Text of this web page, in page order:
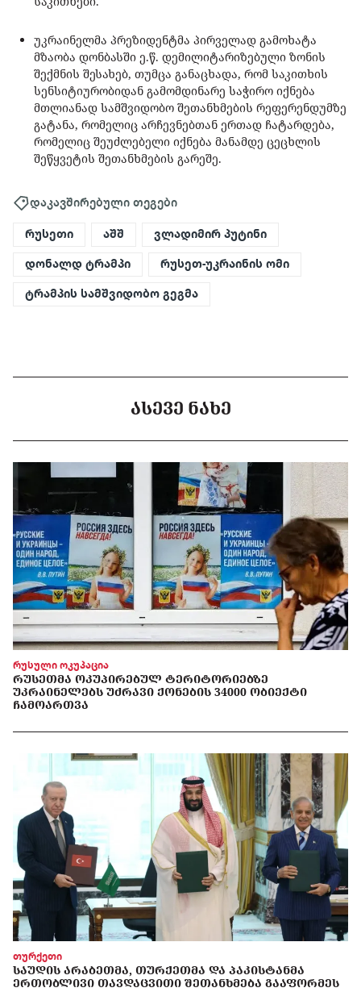
უკრაინელმა პრეზიდენტმა პირველად გამოხატა
მზაობა დონბასში ე.წ. დემილიტარიზებული ზონის
შექმნის შესახებ, თუმცა განაცხადა, რომ საკითხის
სენსიტიურობიდან გამომდინარე საჭირო იქნება
მთლიანად სამშვიდობო შეთანხმების რეფერენდუმზე
გატანა, რომელიც არჩევნებთან ერთად ჩატარდება,
რომელიც შეუძლებელი იქნება მანამდე ცეცხლის
შეწყვეტის შეთანხმების გარეშე.
დაკავშირებული თეგები
რუსეთი აშშ ვლადიმირ პუტინი
დონალდ ტრამპი რუსეთ-უკრაინის ომი
ტრამპის სამშვიდობო გეგმა
ᲐᲡᲔᲕᲔ ᲜᲐᲮᲔ
რუსული ოკუპაცია
ᲠᲣᲡᲔᲗᲛᲐ ᲝᲙᲣᲞᲘᲠᲔᲑᲣᲚ ᲢᲔᲠᲘᲢᲝᲠᲘᲔᲑᲖᲔ
ᲣᲙᲠᲐᲘᲜᲔᲚᲔᲑᲡ ᲣᲫᲠᲐᲕᲘ ᲥᲝᲜᲔᲑᲘᲡ 34000 ᲝᲑᲘᲔᲥᲢᲘ
ᲩᲐᲛᲝᲐᲠᲗᲕᲐ
თურქეთი
ᲡᲐᲣᲓᲘᲡ ᲐᲠᲐᲑᲔᲗᲛᲐ, ᲗᲣᲠᲥᲔᲗᲛᲐ ᲓᲐ ᲞᲐᲙᲘᲡᲢᲐᲜᲛᲐ
ᲔᲠᲗᲝᲑᲚᲘᲕᲘ ᲗᲐᲕᲓᲐᲪᲕᲘᲗᲘ ᲨᲔᲗᲐᲜᲮᲛᲔᲑᲐ ᲒᲐᲐᲤᲝᲠᲛᲔᲡ